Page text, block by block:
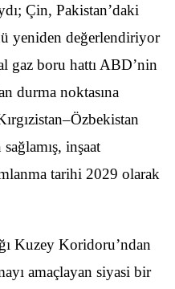
Çin, Pakistan’daki
yeniden değerlendiriyor
gaz boru hattı ABD’nin
durma noktasına
inşaat
tarihi 2029 olarak
Kuzey Koridoru’ndan
amaçlayan siyasi bir